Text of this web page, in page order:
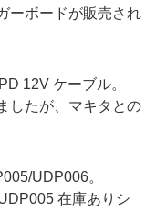
ーボードが販売され
12V ケーブル。
したが、マキタとの
UDP006。
在庫ありシ